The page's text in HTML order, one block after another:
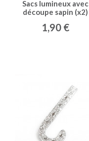
Sacs lumineux avec
découpe sapin (x2)
1,90 €